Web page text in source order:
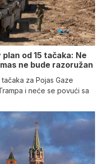
od 15 tačaka: Ne
ne bude razoružan
za Pojas Gaze
i neće se povući sa